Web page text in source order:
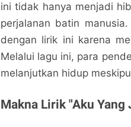
ini tidak hanya menjadi
perjalanan batin
dengan lirik ini karena
Melalui lagu ini, para
melanjutkan hidup
Makna Lirik "Aku Yang